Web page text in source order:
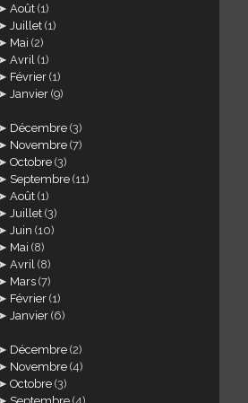
Août (1)
Juillet (1)
Mai (2)
Avril (1)
Février (1)
Janvier (9)
Décembre (3)
Novembre (7)
Octobre (3)
Septembre (11)
Août (1)
Juillet (3)
Juin (10)
Mai (8)
Avril (8)
Mars (7)
Février (1)
Janvier (6)
Décembre (2)
Novembre (4)
Octobre (3)